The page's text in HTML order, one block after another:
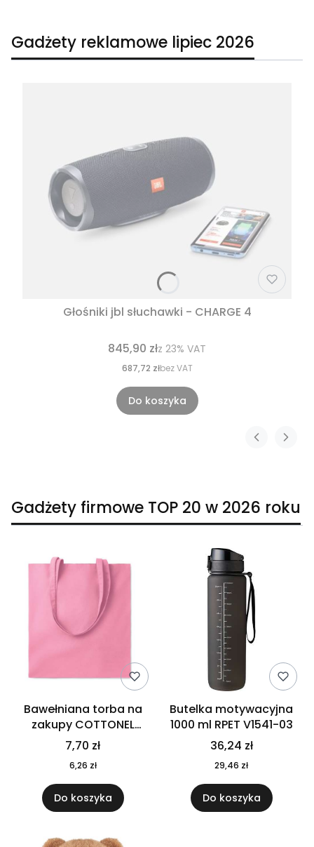
Gadżety reklamowe lipiec 2026
Głośniki jbl słuchawki - CHARGE 4
845,90 złz 23% VAT
687,72 złbez VAT
Do koszyka
Gadżety firmowe TOP 20 w 2026 roku
Bawełniana torba na
zakupy COTTONEL
COLOUR++ MO9846-11
7,70 zł
6,26 zł
Do koszyka
Butelka motywacyjna
1000 ml RPET V1541-03
36,24 zł
29,46 zł
Do koszyka